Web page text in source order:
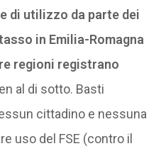
di utilizzo da parte dei
in Emilia-Romagna
regioni registrano
al di sotto. Basti
cittadino e nessuna
uso del FSE (contro il